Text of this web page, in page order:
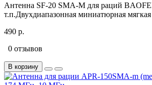
Антенна SF-20 SMA-M для раций
т.п.Двухдиапазонная миниатюрная мягкая
490 р.
0 отзывов
В корзину